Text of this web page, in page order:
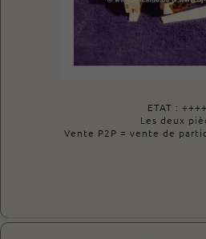
ETAT :
Les deux
Vente P2P = vente de